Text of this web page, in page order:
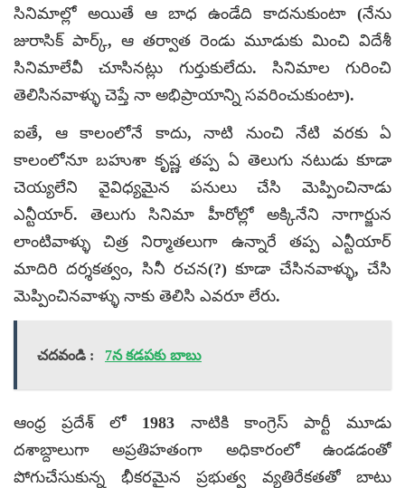
సినిమాల్లో అయితే ఆ బాధ ఉండేది కాదనుకుంటా (నేను
జురాసిక్ పార్క్, ఆ తర్వాత రెండు మూడుకు మించి విదేశీ
సినిమాలేవీ చూసినట్లు గుర్తుకులేదు. సినిమాల గురించి
తెలిసినవాళ్ళు చెప్తే నా అభిప్రాయాన్ని సవరించుకుంటా).
ఐతే, ఆ కాలంలోనే కాదు, నాటి నుంచి నేటి వరకు ఏ
కాలంలోనూ బహుశా కృష్ణ తప్ప ఏ తెలుగు నటుడు కూడా
చెయ్యలేని వైవిధ్యమైన పనులు చేసి మెప్పించినాడు
ఎన్టీయార్. తెలుగు సినిమా హీరోల్లో అక్కినేని నాగార్జున
లాంటివాళ్ళు చిత్ర నిర్మాతలుగా ఉన్నారే తప్ప ఎన్టీయార్
మాదిరి దర్శకత్వం, సినీ రచన(?) కూడా చేసినవాళ్ళు, చేసి
మెప్పించినవాళ్ళు నాకు తెలిసి ఎవరూ లేరు.
చదవండి : 7న కడపకు బాబు
ఆంధ్ర ప్రదేశ్ లో 1983 నాటికి కాంగ్రెస్ పార్టీ మూడు
దశాబ్దాలుగా అప్రతిహతంగా అధికారంలో ఉండడంతో
పోగుచేసుకున్న భీకరమైన ప్రభుత్వ వ్యతిరేకతతో బాటు